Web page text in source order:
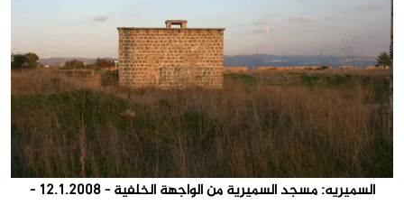
السميريه: مسجد السميرية من الواجهة الخلفية - 12.1.2008 -